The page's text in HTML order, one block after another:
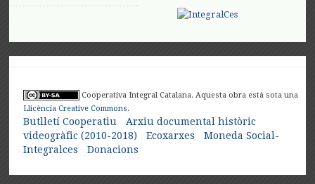
Cooperativa Integral Catalana. Aquesta obra està sota una
Llicència Creative Commons.
Butlletí Cooperatiu
Arxiu documental històric
videogràfic (2010-2018)
Ecoxarxes
Moneda Social-
Integralces
Donacions